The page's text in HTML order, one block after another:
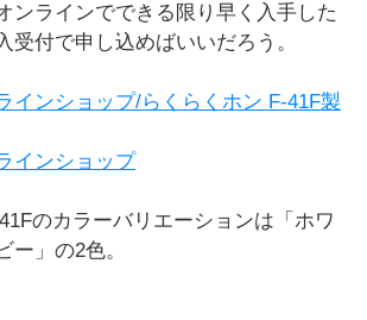
ンラインでできる限り早く入手した
受付で申し込めばいいだろう。
インショップ/らくらくホン F-41F製
インショップ
のカラーバリエーションは「ホワ
ー」の2色。